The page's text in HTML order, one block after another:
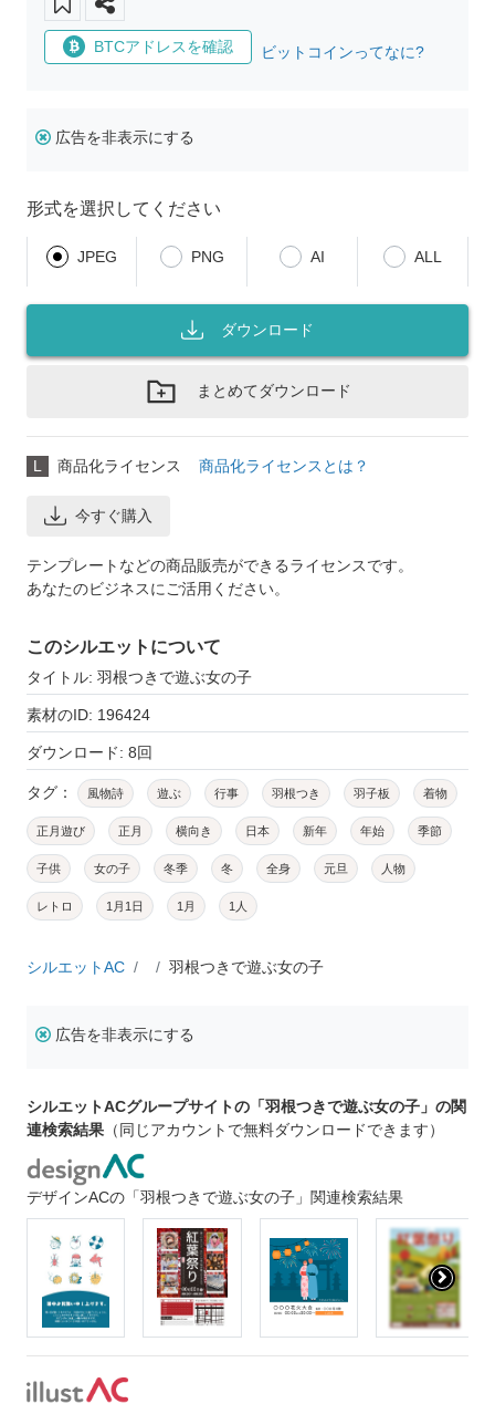
BTCアドレスを確認 ビットコインってなに?
広告を非表示にする
形式を選択してください
JPEG PNG AI ALL
ダウンロード
まとめてダウンロード
L 商品化ライセンス 商品化ライセンスとは？
今すぐ購入
テンプレートなどの商品販売ができるライセンスです。
あなたのビジネスにご活用ください。
このシルエットについて
タイトル: 羽根つきで遊ぶ女の子
素材のID: 196424
ダウンロード: 8回
タグ： 風物詩 遊ぶ 行事 羽根つき 羽子板 着物
正月遊び 正月 横向き 日本 新年 年始 季節
子供 女の子 冬季 冬 全身 元旦 人物
レトロ 1月1日 1月 1人
シルエットAC 羽根つきで遊ぶ女の子
広告を非表示にする
シルエットACグループサイトの「羽根つきで遊ぶ女の子」の関
連検索結果 （同じアカウントで無料ダウンロードできます）
デザインACの「羽根つきで遊ぶ女の子」関連検索結果